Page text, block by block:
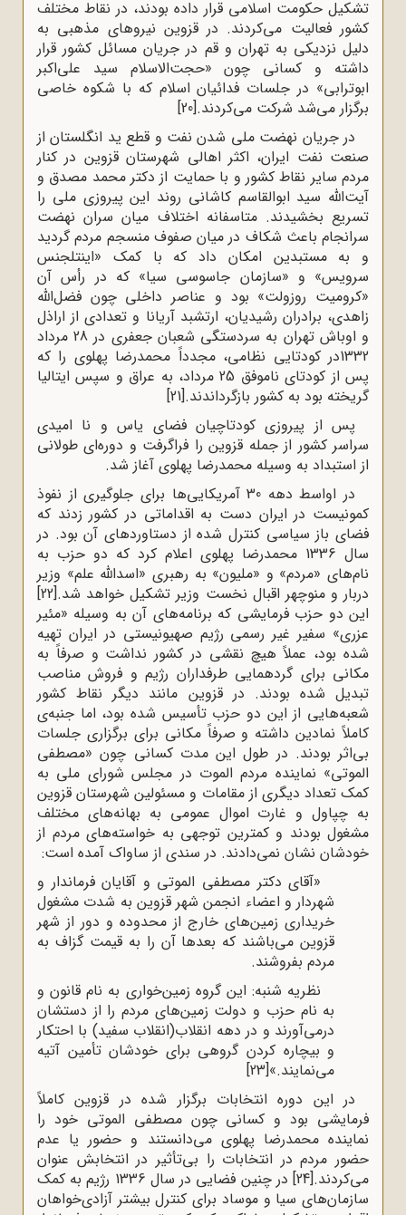
تشکیل حکومت اسلامی قرار داده بودند، در نقاط مختلف
کشور فعالیت می‌کردند. در قزوین نیروهای مذهبی به
دلیل نزدیکی به تهران و قم در جریان مسائل کشور قرار
داشته و کسانی چون «حجت‌الاسلام سید علی‌اکبر
ابوترابی» در جلسات فدائیان اسلام که با شکوه خاصی
برگزار می‌شد شرکت می‌کردند.[20]
در جریان نهضت ملی شدن نفت و قطع ید انگلستان از
صنعت نفت ایران، اکثر اهالی شهرستان قزوین در کنار
مردم سایر نقاط کشور و با حمایت از دکتر محمد مصدق و
آیت‌الله سید ابوالقاسم کاشانی روند این پیروزی ملی را
تسریع بخشیدند. متاسفانه اختلاف میان سران نهضت
سرانجام باعث شکاف در میان صفوف منسجم مردم گردید
و به مستبدین امکان داد که با کمک «اینتلجنس
سرویس» و «سازمان جاسوسی سیا» که در رأس آن
«کرومیت روزولت» بود و عناصر داخلی چون فضل‌الله
زاهدی، برادران رشیدیان، ارتشبد آریانا و تعدادی از اراذل
و اوباش تهران به سردستگی شعبان جعفری در 28 مرداد
1332در کودتایی نظامی، مجدداً محمدرضا پهلوی را که
پس از کودتای ناموفق 25 مرداد، به عراق و سپس ایتالیا
گریخته بود به کشور بازگرداندند.[21]
پس از پیروزی کودتاچیان فضای یاس و نا امیدی
سراسر کشور از جمله قزوین را فراگرفت و دوره‌ای طولانی
از استبداد به وسیله محمدرضا پهلوی آغاز شد.
در اواسط دهه 30 آمریکایی‌ها برای جلوگیری از نفوذ
کمونیست در ایران دست به اقداماتی در کشور زدند که
فضای باز سیاسی کنترل شده از دستاوردهای آن بود. در
سال 1336 محمدرضا پهلوی اعلام کرد که دو حزب به
نام‌های «مردم» و «ملیون» به رهبری «اسدالله علم» وزیر
دربار و منوچهر اقبال نخست وزیر تشکیل خواهد شد.[22]
این دو حزب فرمایشی که برنامه‌های آن به وسیله «مئیر
عزری» سفیر غیر رسمی رژیم صهیونیستی‌ در ایران تهیه
شده بود، عملاً هیچ نقشی در کشور نداشت و صرفاً به
مکانی برای گردهمایی طرفداران رژیم و فروش مناصب
تبدیل شده بودند. در قزوین مانند دیگر نقاط کشور
شعبه‌هایی از این دو حزب تأسیس شده بود، اما جنبه‌ی
کاملاً نمادین داشته و صرفاً مکانی برای برگزاری جلسات
بی‌اثر بودند. در طول این مدت کسانی چون «مصطفی
الموتی» نماینده مردم الموت در مجلس شورای ملی به
کمک تعداد دیگری از مقامات و مسئولین شهرستان قزوین
به چپاول و غارت اموال عمومی به بهانه‌های مختلف
مشغول بودند و کمترین توجهی به خواسته‌های مردم از
خودشان نشان نمی‌دادند. در سندی از ساواک آمده است:
«آقای دکتر مصطفی الموتی و آقایان فرماندار و
شهردار و اعضاء انجمن شهر قزوین به شدت مشغول
خریداری زمین‌های خارج از محدوده و دور از شهر
قزوین می‌باشند که بعدها آن را به قیمت گزاف به
مردم بفروشند.
نظریه شنبه: این گروه زمین‌خواری به نام قانون و
به نام حزب و دولت زمین‌های مردم را از دستشان
درمی‌آورند و در دهه انقلاب(انقلاب سفید) با احتکار
و بیچاره کردن گروهی برای خودشان تأمین آتیه
می‌نمایند.»[23]
در این دوره انتخابات برگزار شده در قزوین کاملاً
فرمایشی بود و کسانی چون مصطفی الموتی خود را
نماینده محمدرضا پهلوی می‌دانستند و حضور یا عدم
حضور مردم در انتخابات را بی‌تأثیر در انتخابش عنوان
می‌کردند.[24]
در چنین فضایی در سال 1336 رژیم به کمک
سازمان‌های سیا و موساد برای کنترل بیشتر آزادی‌خواهان